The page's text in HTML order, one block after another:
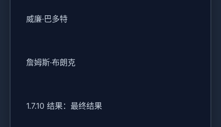
威廉·巴多特
詹姆斯·布朗克
1.7.10 结果：最终结果